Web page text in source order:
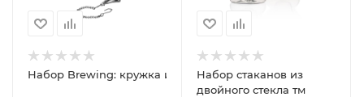
Набор Brewing: кружка и ситечко для чая
Набор стаканов из
двойного стекла тм